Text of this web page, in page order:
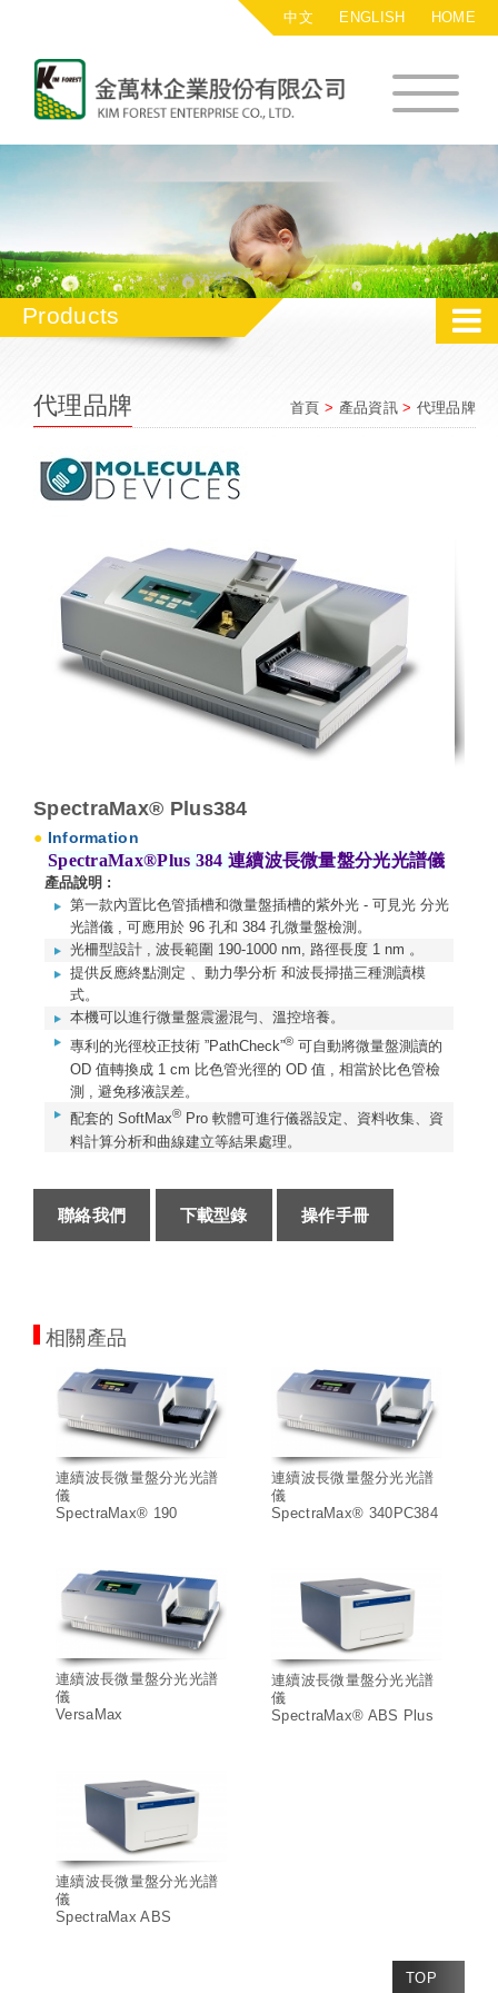
中文 ENGLISH HOME
金萬林
Products
代理品牌 首頁 > 產品資訊> 代理品牌
SpectraMax® Plus384
● Information
SpectraMax®Plus 384 連續波長微量盤分光光譜儀
產品說明 :
第一款內置比色管插槽和微量盤插槽的紫外光 - 可見光 分光
光譜儀 , 可應用於 96 孔和 384 孔微量盤檢測。
光柵型設計 , 波長範圍 190-1000 nm, 路徑長度 1 nm 。
提供反應終點測定 、動力學分析 和波長掃描三種測讀模
式。
本機可以進行微量盤震盪混勻、溫控培養。
專利的光徑校正技術 ”PathCheck”® 可自動將微量盤測讀的
OD 值轉換成 1 cm 比色管光徑的 OD 值 , 相當於比色管檢
測 , 避免移液誤差。
配套的 SoftMax® Pro 軟體可進行儀器設定、資料收集、資
料計算分析和曲線建立等結果處理。
聯絡我們 下載型錄 操作手冊
相關產品
連續波長微量盤分光光譜
儀
SpectraMax® 190
連續波長微量盤分光光譜
儀
SpectraMax® 340PC384
連續波長微量盤分光光譜
儀
VersaMax
連續波長微量盤分光光譜
儀
SpectraMax® ABS Plus
連續波長微量盤分光光譜
儀
SpectraMax ABS
TOP